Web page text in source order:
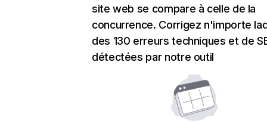
site web se compare à celle de la
concurrence. Corrigez n'importe
des 130 erreurs techniques et de
détectées par notre outil